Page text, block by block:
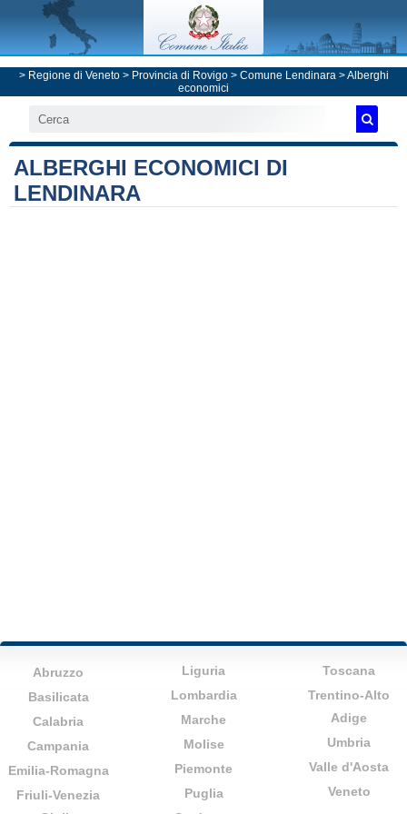
> Regione di Veneto> Provincia di Rovigo> Comune Lendinara> Alberghi
economici
ALBERGHI ECONOMICI DI
LENDINARA
Abruzzo
Basilicata
Calabria
Campania
Emilia-Romagna
Friuli-Venezia
Liguria
Lombardia
Marche
Molise
Piemonte
Puglia
Toscana
Trentino-Alto
Adige
Umbria
Valle d'Aosta
Veneto